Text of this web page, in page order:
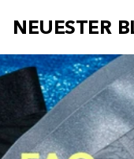
NEUESTER